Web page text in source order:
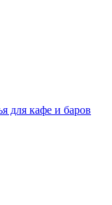
для кафе и баров